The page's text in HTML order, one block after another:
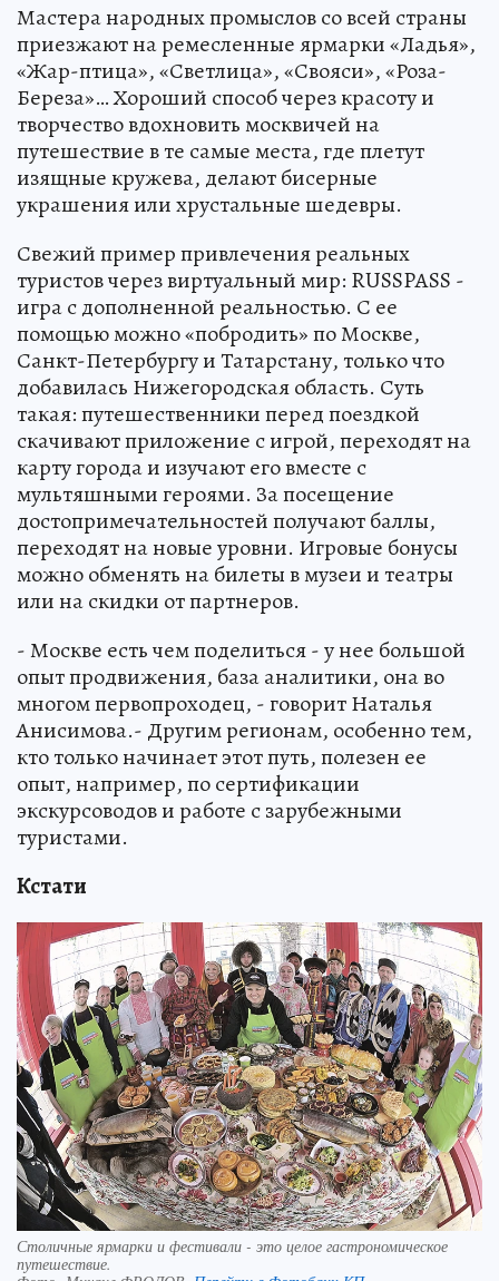
Мастера народных промыслов со всей страны
приезжают на ремесленные ярмарки «Ладья»,
«Жар-птица», «Светлица», «Свояси», «Роза-
Береза»… Хороший способ через красоту и
творчество вдохновить москвичей на
путешествие в те самые места, где плетут
изящные кружева, делают бисерные
украшения или хрустальные шедевры.
Свежий пример привлечения реальных
туристов через виртуальный мир: RUSSPASS -
игра с дополненной реальностью. С ее
помощью можно «побродить» по Москве,
Санкт-Петербургу и Татарстану, только что
добавилась Нижегородская область. Суть
такая: путешественники перед поездкой
скачивают приложение с игрой, переходят на
карту города и изучают его вместе с
мультяшными героями. За посещение
достопримечательностей получают баллы,
переходят на новые уровни. Игровые бонусы
можно обменять на билеты в музеи и театры
или на скидки от партнеров.
- Москве есть чем поделиться - у нее большой
опыт продвижения, база аналитики, она во
многом первопроходец, - говорит Наталья
Анисимова.- Другим регионам, особенно тем,
кто только начинает этот путь, полезен ее
опыт, например, по сертификации
экскурсоводов и работе с зарубежными
туристами.
Кстати
Столичные ярмарки и фестивали - это целое гастрономическое
путешествие.